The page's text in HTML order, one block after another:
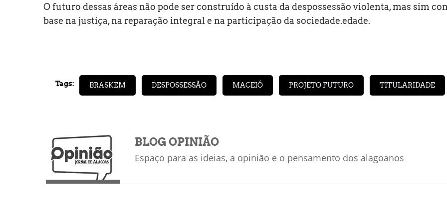
O futuro dessas áreas não pode ser construído à custa da despossessão violenta, mas sim
base na justiça, na reparação integral e na participação da sociedade.edade.
Tags: BRASKEM DESPOSSESSÃO MACEIÓ PROJETO FUTURO TITULARIDADE
BLOG OPINIÃO
Espaço para as ideias, a opinião e o pensamento dos alagoanos